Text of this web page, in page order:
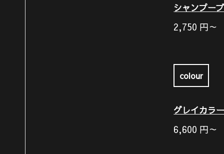
シャンプー
2,750 円～
colour
グレイカラ
6,600 円～